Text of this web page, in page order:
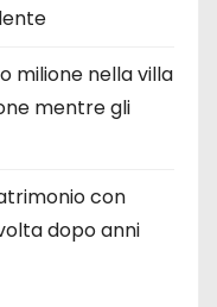
milione nella villa
mentre gli
con
dopo anni